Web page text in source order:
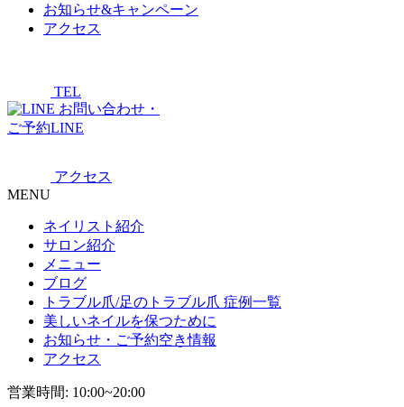
お知らせ&キャンペーン
アクセス
TEL
お問い合わせ・
ご予約LINE
アクセス
MENU
ネイリスト紹介
サロン紹介
メニュー
ブログ
トラブル爪/足のトラブル爪 症例一覧
美しいネイルを保つために
お知らせ・ご予約空き情報
アクセス
営業時間: 10:00~20:00